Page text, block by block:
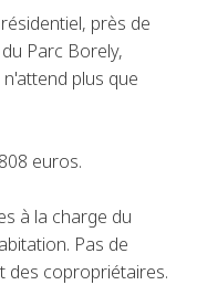
près de
Parc Borely,
plus que
euros.
à la charge du
Pas de
des copropriétaires.